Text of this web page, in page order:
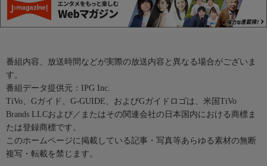
番組内容、放送時間などが実際の放送内容と異なる場合がございま
す。
番組データ提供元：IPG Inc.
TiVo、Gガイド、G-GUIDE、およびGガイドロゴは、米国TiVo
Brands LLCおよび／またはその関連会社の日本国内における商標ま
たは登録商標です。
このホームページに掲載している記事・写真等あらゆる素材の無断
複写・転載を禁じます。